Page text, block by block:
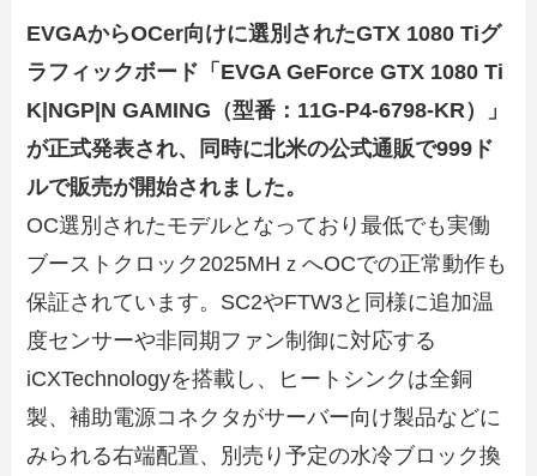
EVGAからOCer向けに選別されたGTX 1080 Tiグ
ラフィックボード「EVGA GeForce GTX 1080 Ti
K|NGP|N GAMING（型番：11G-P4-6798-KR）」
が正式発表され、同時に北米の公式通販で999ド
ルで販売が開始されました。
OC選別されたモデルとなっており最低でも実働
ブーストクロック2025MHｚへOCでの正常動作も
保証されています。SC2やFTW3と同様に追加温
度センサーや非同期ファン制御に対応する
iCXTechnologyを搭載し、ヒートシンクは全銅
製、補助電源コネクタがサーバー向け製品などに
みられる右端配置、別売り予定の水冷ブロック換